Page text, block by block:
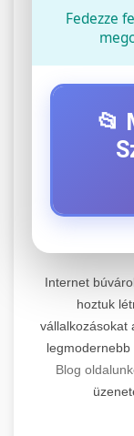
Fedezze
📂
minden
Átfogó
beleértve
Internet
hoztuk
vállalkozásokat
Blog